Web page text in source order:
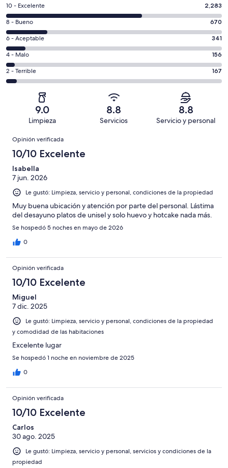
Puntuación
de
10,
es
decir,
Excelente.
Basada
en
opiniones
10 - Excelente 2,283
Puntuación
de
8,
es
decir,
Bueno.
Basada
opiniones
8 - Bueno 670
Puntuación
de
6,
es
decir,
Aceptable.
de
3617
opiniones
6 - Aceptable 341
Puntuación
de
4,
Basada
156
de
opiniones
4 - Malo 156
Puntuación
de
Terrible.
Basada
167
de
3617
opiniones
2 - Terrible 167
9.0
Limpieza
8.8
Servicios
8.8
Servicio y personal
Opiniones
Opinión verificada
10/10 Excelente
Isabella
7 jun. 2026
Le gustó: Limpieza, servicio y personal, condiciones de la propiedad
Muy buena ubicación y atención por parte del personal. Lástima
del desayuno platos de unisel y solo huevo y hotcake nada más.
Se hospedó 5 noches en mayo de 2026
0
Opinión verificada
10/10 Excelente
Miguel
7 dic. 2025
Le gustó: Limpieza, servicio y personal, condiciones de la propiedad
y comodidad de las habitaciones
Excelente lugar
Se hospedó 1 noche en noviembre de 2025
0
Opinión verificada
10/10 Excelente
Carlos
30 ago. 2025
Le gustó: Limpieza, servicio y personal, servicios y condiciones de la
propiedad